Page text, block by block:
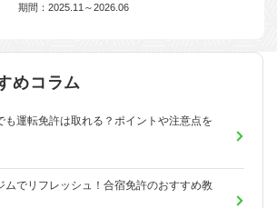
期間：2025.11～2026.06
めコラム
も運転免許は取れる？ポイントや注意点を
ムでリフレッシュ！合宿免許のおすすめ教